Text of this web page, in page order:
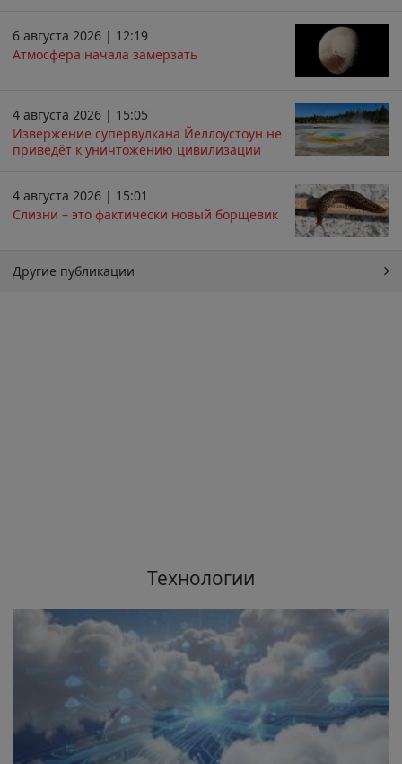
6 августа 2026 | 12:19
Атмосфера начала замерзать
4 августа 2026 | 15:05
Извержение супервулкана Йеллоустоун не
приведёт к уничтожению цивилизации
4 августа 2026 | 15:01
Слизни – это фактически новый борщевик
Другие публикации
Технологии